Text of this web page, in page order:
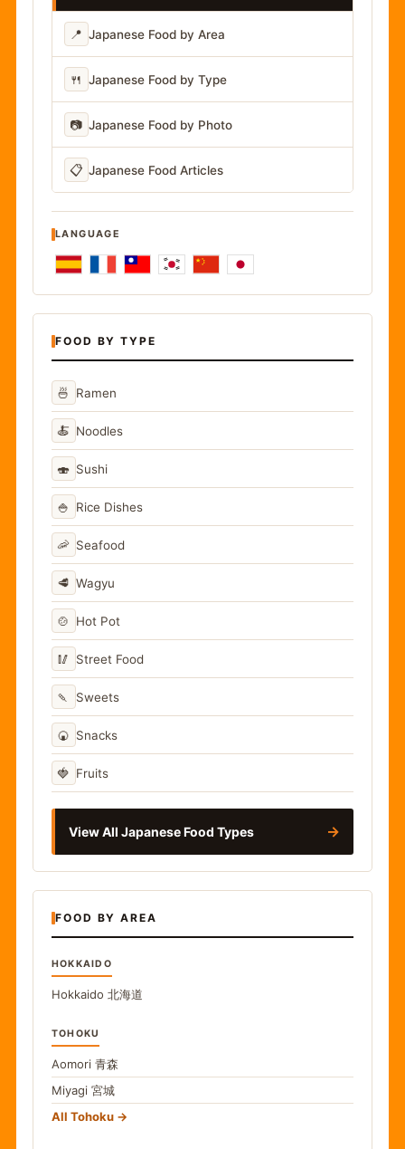
📍 Japanese Food by Area
🍴 Japanese Food by Type
📷 Japanese Food by Photo
📋 Japanese Food Articles
LANGUAGE
FOOD BY TYPE
🍜 Ramen
🍝 Noodles
🍣 Sushi
🍚 Rice Dishes
🦐 Seafood
🥩 Wagyu
🍲 Hot Pot
🥢 Street Food
🍡 Sweets
🍘 Snacks
🍓 Fruits
View All Japanese Food Types →
FOOD BY AREA
HOKKAIDO
Hokkaido 北海道
TOHOKU
Aomori 青森
Miyagi 宮城
All Tohoku